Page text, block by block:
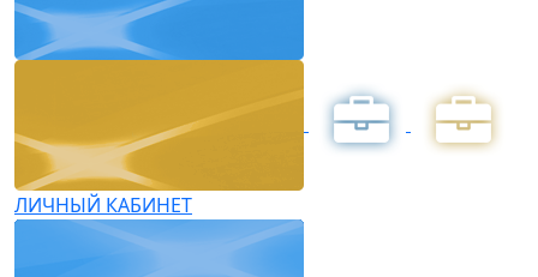
ЛИЧНЫЙ КАБИНЕТ